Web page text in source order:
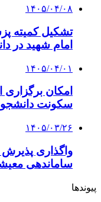
۱۴۰۵/۰۴/۰۸
تشکیل کمیته
امام شهید در
۱۴۰۵/۰۴/۰۱
امکان
سکونت
۱۴۰۵/۰۳/۲۶
واگذاری
ساماندهی
پیوندها